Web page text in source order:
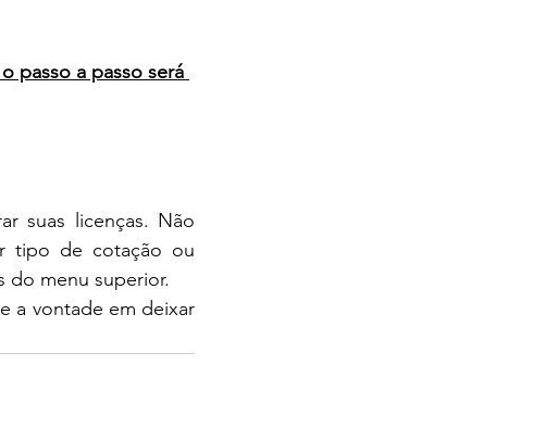
passo a passo será
tipo de cotação ou
do menu superior.